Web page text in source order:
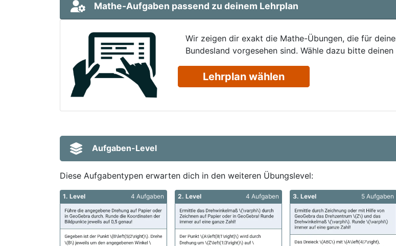
Mathe-Aufgaben passend zu deinem Lehrplan
Wir zeigen dir exakt die Mathe-Übungen, die für
Bundesland vorgesehen sind. Wähle dazu bitte deinen
Lehrplan wählen
Aufgaben-Level
Diese Aufgabentypen erwarten dich in den weiteren Übungslevel:
1. Level 4 Aufgaben 2. Level 4 Aufgaben 3. Level 5 Aufgaben